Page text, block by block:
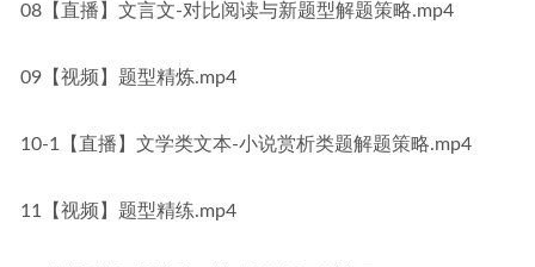
08【直播】文言文-对比阅读与新题型解题策略.mp4
09【视频】题型精炼.mp4
10-1【直播】文学类文本-小说赏析类题解题策略.mp4
11【视频】题型精练.mp4